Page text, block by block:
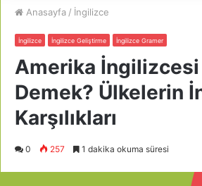
Anasayfa / İngilizce
İngilizce İngilizce Geliştirme İngilizce Gramer
Amerika İngilizcesi
Demek? Ülkelerin
Karşılıkları
0 257 1 dakika okuma süresi